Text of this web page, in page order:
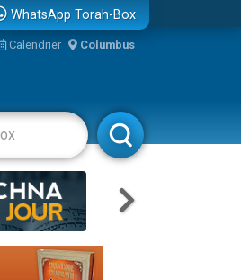
WhatsApp Torah-Box
Calendrier Columbus
Rabbanim